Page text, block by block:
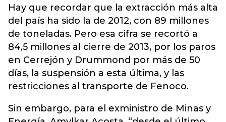
Hay que recordar que la extracción más alta
del país ha sido la de 2012, con 89 millones
de toneladas. Pero esa cifra se recortó a
84,5 millones al cierre de 2013, por los paros
en Cerrejón y Drummond por más de 50
días, la suspensión a esta última, y las
restricciones al transporte de Fenoco.
Sin embargo, para el exministro de Minas y